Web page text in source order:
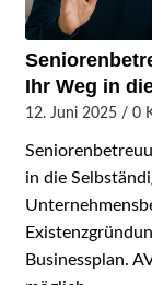
Ihr Weg in
12. Juni 2025 / 0
in die
Businessplan.